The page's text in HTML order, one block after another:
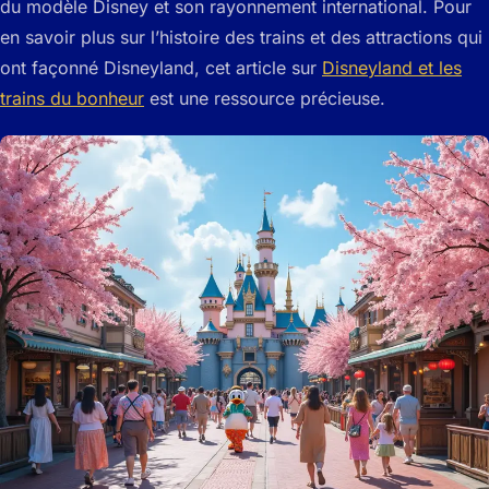
du modèle Disney et son rayonnement international. Pour
en savoir plus sur l’histoire des trains et des attractions qui
ont façonné Disneyland, cet article sur Disneyland et les
trains du bonheur est une ressource précieuse.